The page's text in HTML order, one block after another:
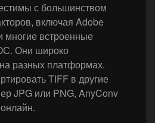
с большинством
включая Adobe
многие встроенные
Они широко
разных платформах.
TIFF в другие
JPG или PNG, AnyConv